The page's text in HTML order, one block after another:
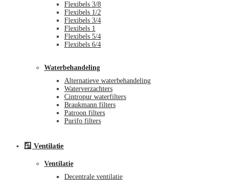
Flexibels 3/8
Flexibels 1/2
Flexibels 3/4
Flexibels 1
Flexibels 5/4
Flexibels 6/4
Waterbehandeling
Alternatieve waterbehandeling
Waterverzachters
Cintropur waterfilters
Braukmann filters
Patroon filters
Purifo filters
🪟 Ventilatie
Ventilatie
Decentrale ventilatie